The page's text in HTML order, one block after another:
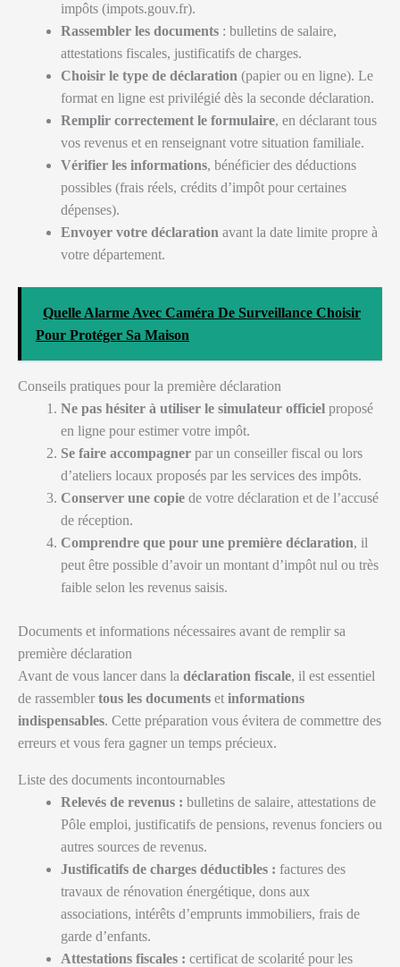
impôts (impots.gouv.fr).
Rassembler les documents : bulletins de salaire,
attestations fiscales, justificatifs de charges.
Choisir le type de déclaration (papier ou en ligne). Le
format en ligne est privilégié dès la seconde déclaration.
Remplir correctement le formulaire, en déclarant tous
vos revenus et en renseignant votre situation familiale.
Vérifier les informations, bénéficier des déductions
possibles (frais réels, crédits d’impôt pour certaines
dépenses).
Envoyer votre déclaration avant la date limite propre à
votre département.
Quelle Alarme Avec Caméra De Surveillance Choisir
Pour Protéger Sa Maison
Conseils pratiques pour la première déclaration
Ne pas hésiter à utiliser le simulateur officiel proposé
en ligne pour estimer votre impôt.
Se faire accompagner par un conseiller fiscal ou lors
d’ateliers locaux proposés par les services des impôts.
Conserver une copie de votre déclaration et de l’accusé
de réception.
Comprendre que pour une première déclaration, il
peut être possible d’avoir un montant d’impôt nul ou très
faible selon les revenus saisis.
Documents et informations nécessaires avant de remplir sa
première déclaration
Avant de vous lancer dans la déclaration fiscale, il est essentiel
de rassembler tous les documents et informations
indispensables. Cette préparation vous évitera de commettre des
erreurs et vous fera gagner un temps précieux.
Liste des documents incontournables
Relevés de revenus : bulletins de salaire, attestations de
Pôle emploi, justificatifs de pensions, revenus fonciers ou
autres sources de revenus.
Justificatifs de charges déductibles : factures des
travaux de rénovation énergétique, dons aux
associations, intérêts d’emprunts immobiliers, frais de
garde d’enfants.
Attestations fiscales : certificat de scolarité pour les